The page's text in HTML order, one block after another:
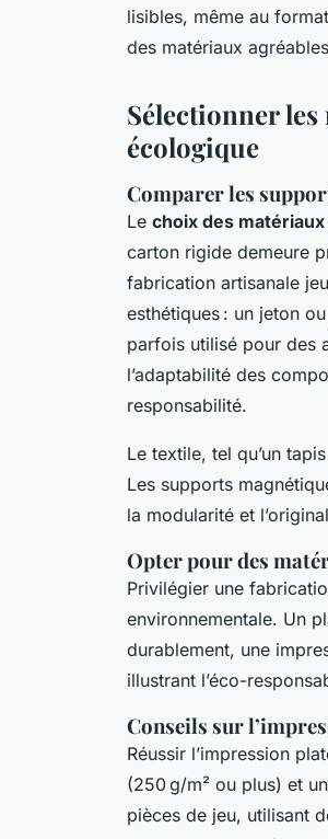
lisibles, même au
des matériaux
Sélectionner
écologique
Comparer les
Le choix des
carton rigide demeure
fabrication artisanale
esthétiques : un jeton
parfois utilisé pour des
l’adaptabilité des
responsabilité.
Le textile, tel qu’un
Les supports
la modularité et
Opter pour des
Privilégier une
environnementale. Un
durablement, une
illustrant l’éco-
Conseils sur
Réussir l’impression
(250 g/m² ou plus) et
pièces de jeu, utilisant